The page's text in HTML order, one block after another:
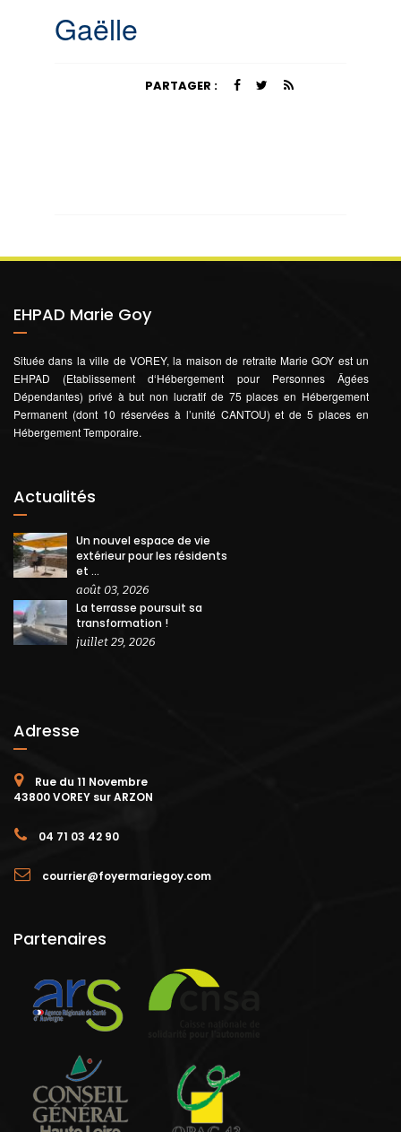
Gaëlle
PARTAGER :
EHPAD Marie Goy
Située dans la ville de VOREY, la maison de retraite Marie GOY est un
EHPAD (Etablissement d‘Hébergement pour Personnes Âgées
Dépendantes) privé à but non lucratif de 75 places en Hébergement
Permanent (dont 10 réservées à l’unité CANTOU) et de 5 places en
Hébergement Temporaire.
Actualités
Un nouvel espace de vie
extérieur pour les résidents
et ...
août 03, 2026
La terrasse poursuit sa
transformation !
juillet 29, 2026
Adresse
Rue du 11 Novembre
43800 VOREY sur ARZON
04 71 03 42 90
courrier@foyermariegoy.com
Partenaires